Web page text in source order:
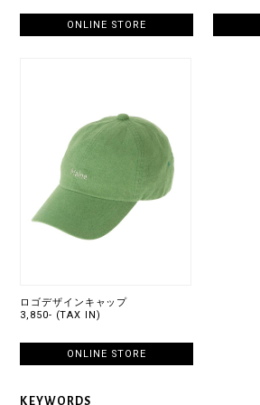
ONLINE STORE
ロゴデザインキャップ
3,850- (TAX IN)
ONLINE STORE
KEYWORDS